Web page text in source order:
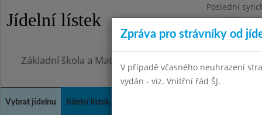
Jídelní lístek
Poslední
Pondělí
Omezení
Základní škola a Mateřská škola, Praha 4, Ohradní 49
Vybrat jídelnu Jídelní lístek
Zpráva pro strávníky od
V případě včasného neuhrazení
vydán - viz. Vnitřní řád ŠJ.